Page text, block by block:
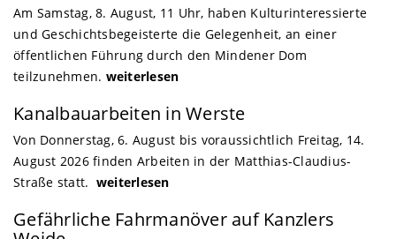
Am Samstag, 8. August, 11 Uhr, haben Kulturinteressierte
und Geschichtsbegeisterte die Gelegenheit, an einer
öffentlichen Führung durch den Mindener Dom
teilzunehmen. weiterlesen
Kanalbauarbeiten in Werste
Von Donnerstag, 6. August bis voraussichtlich Freitag, 14.
August 2026 finden Arbeiten in der Matthias-Claudius-
Straße statt. weiterlesen
Gefährliche Fahrmanöver auf Kanzlers